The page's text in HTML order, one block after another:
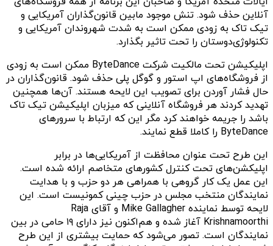
آنلاین حذف شود. تنش موجود ما‌بین قانون‌گذاران آمریکایی و
تیک تاک به زودی ممکن است به شدت شهروندان آمریکایی و
تکنولوژی‌دوستان را تحت تاثیر بگذارد.
اپلیکیشن تحت مالکیت شرکت ByteDance ممکن است به زودی
از فروشگاه‌های اپ استور و گوگل پلی حذف شود. قانون‌گذاران در
حال فشار آوردن برای تصویب این لایحه هستند. آن‌ها همچنین
تهدید کردند هر فروشگاه آنلاینی که میزبان اپلیکیشن تیک تاک
باشد را جریمه خواهند کرد مگر این که ارتباط با سرور‌های
ByteDance را کاملا قطع نمایند.
این طرح تحت عنوان محافظت از آمریکایی‌ها در برابر
اپلیکشن‌های تحت کنترل کشور‌های متخاصم ارائه شده است.
این عمل یک کار گروهی با همراهی هر دو حزب و با هدایت
نمایندگان منتخب مجلس در حزب چینی کمونیست است. این
لایحه توسط نماینده Mike Gallagher و آقای Raja
Krishnamoorthi آغاز شده و هم‌اکنون نیز دارای ۱۹ حامی در بین
نمایندگان است. تصور می‌شود که حمایت بیشتری از این طرح